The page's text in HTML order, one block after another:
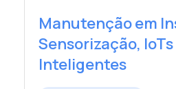
Manutenção em
Sensorização,
Inteligentes